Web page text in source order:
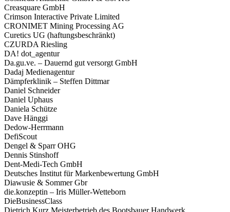
Creasquare GmbH
Crimson Interactive Private Limited
CRONIMET Mining Processing AG
Curetics UG (haftungsbeschränkt)
CZURDA Riesling
DA! dot_agentur
Da.gu.ve. – Dauernd gut versorgt GmbH
Dadaj Medienagentur
Dämpferklinik – Steffen Dittmar
Daniel Schneider
Daniel Uphaus
Daniela Schütze
Dave Hänggi
Dedow-Herrmann
DefiScout
Dengel & Sparr OHG
Dennis Stinshoff
Dent-Medi-Tech GmbH
Deutsches Institut für Markenbewertung GmbH
Diawusie & Sommer Gbr
die.konzeptin – Iris Müller-Wetteborn
DieBusinessClass